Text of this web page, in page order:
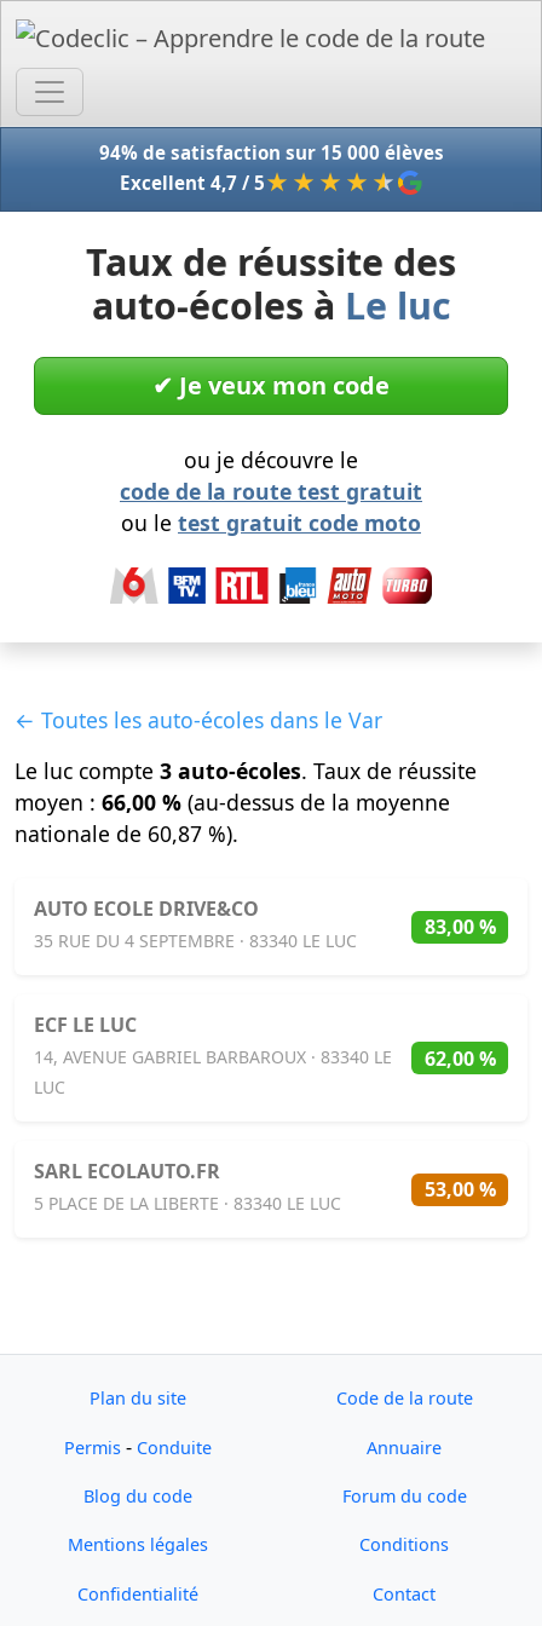
94% de satisfaction sur 15 000 élèves
Excellent 4,7 / 5★★★★ ★
Taux de réussite des
auto-écoles à Le luc
✔︎ Je veux mon code
ou je découvre le
code de la route test gratuit
ou le test gratuit code moto
← Toutes les auto-écoles dans le Var
Le luc compte 3 auto-écoles. Taux de réussite
moyen : 66,00 % (au-dessus de la moyenne
nationale de 60,87 %).
AUTO ECOLE DRIVE&CO
35 RUE DU 4 SEPTEMBRE · 83340 LE LUC
83,00 %
ECF LE LUC
14, AVENUE GABRIEL BARBAROUX · 83340 LE
LUC
62,00 %
SARL ECOLAUTO.FR
5 PLACE DE LA LIBERTE · 83340 LE LUC
53,00 %
Plan du site Code de la route
Permis - Conduite Annuaire
Blog du code Forum du code
Mentions légales Conditions
Confidentialité Contact